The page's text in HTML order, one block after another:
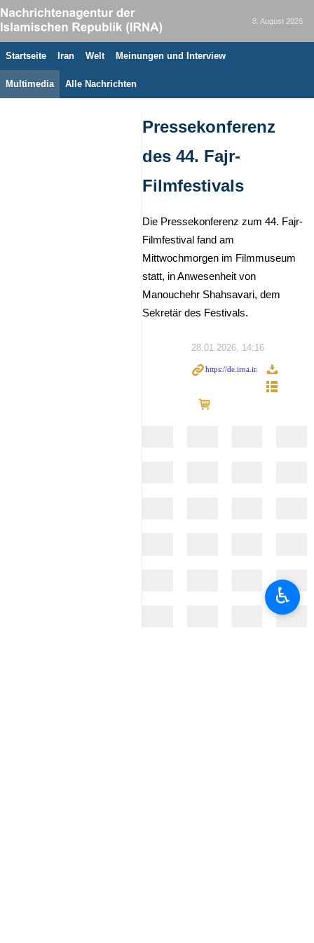
8. August 2026
Startseite Iran Welt Meinungen und Interview
Multimedia Alle Nachrichten
Pressekonferenz
des 44. Fajr-
Filmfestivals
Die Pressekonferenz zum 44. Fajr-
Filmfestival fand am
Mittwochmorgen im Filmmuseum
statt, in Anwesenheit von
Manouchehr Shahsavari, dem
Sekretär des Festivals.
28.01.2026, 14:16
♿︎